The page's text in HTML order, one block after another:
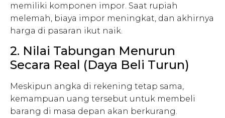
memiliki komponen impor. Saat rupiah
melemah, biaya impor meningkat, dan akhirnya
harga di pasaran ikut naik.
2. Nilai Tabungan Menurun
Secara Real (Daya Beli Turun)
Meskipun angka di rekening tetap sama,
kemampuan uang tersebut untuk membeli
barang di masa depan akan berkurang.